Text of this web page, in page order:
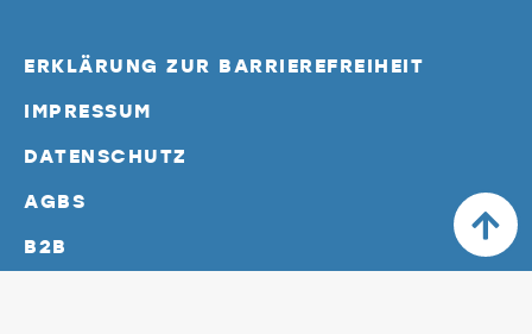
ERKLÄRUNG ZUR BARRIEREFREIHEIT
IMPRESSUM
DATENSCHUTZ
AGBS
B2B